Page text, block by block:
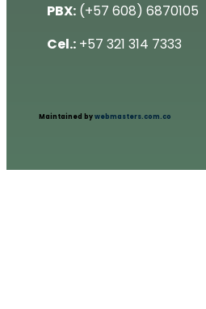
PBX: (+57 608) 6870105
Cel.: +57 321 314 7333
Maintained bywebmasters.com.co